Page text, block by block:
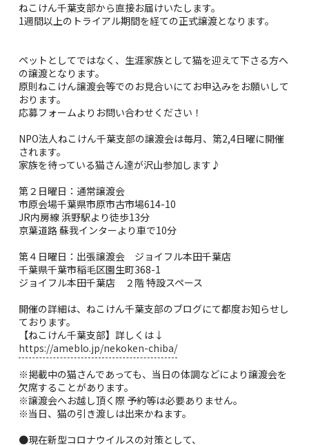
ねこけん千葉支部から直接お届けいたします。
1週間以上のトライアル期間を経ての正式譲渡となります。
ペットとしてではなく、生涯家族として猫を迎えて下さる方へ
の譲渡となります。
原則ねこけん譲渡会等でのお見合いにてお申込みをお願いして
おります。
応募フォームよりお問い合わせください！
NPO法人ねこけん千葉支部の譲渡会は毎月、第2,4日曜に開催
されます。
家族を待っている猫さん達が沢山参加します♪
第２日曜日：通常譲渡会
市原会場千葉県市原市古市場614-10
JR内房線 浜野駅より徒歩13分
京葉道路 蘇我インターより車で10分
第４日曜日：出張譲渡会 ジョイフル本田千葉店
千葉県千葉市稲毛区園生町368-1
ジョイフル本田千葉店 ２階 特設スペース
開催の詳細は、ねこけん千葉支部のブログにて都度お知らせし
ております。
【ねこけん千葉支部】詳しくは↓
https://ameblo.jp/nekoken-chiba/
※掲載中の猫さんであっても、当日の体調などにより譲渡会を
欠席することがあります。
※譲渡会へお越し頂く際 予約等は必要ありません。
※当日、猫の引き渡しは出来かねます。
●現在新型コロナウイルスの対策として、